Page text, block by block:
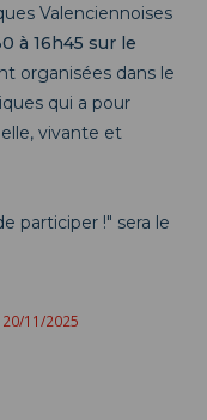
Valenciennoises
à 16h45 sur le
organisées dans le
qui a pour
vivante et
participer !" sera le
11/2025